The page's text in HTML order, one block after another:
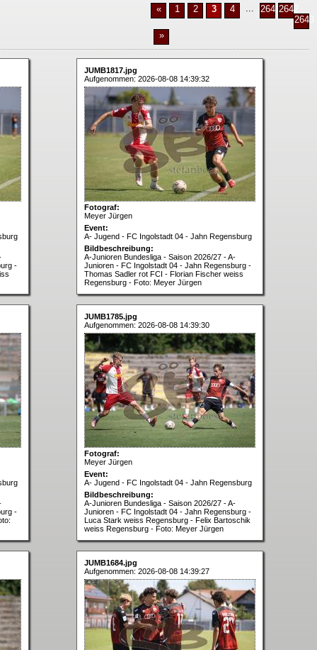
« 1 2 3 4 26412642
2643
»
-
JUMB1817.jpg
Aufgenommen: 2026-08-08 14:39:32
Fotograf:
Meyer Jürgen
Event:
A- Jugend - FC Ingolstadt 04 - Jahn Regensburg
Bildbeschreibung:
A-Junioren Bundesliga - Saison 2026/27 - A-
Junioren - FC Ingolstadt 04 - Jahn Regensburg -
Thomas Sadler rot FCI - Florian Fischer weiss
Regensburg - Foto: Meyer Jürgen
-
JUMB1785.jpg
Aufgenommen: 2026-08-08 14:39:30
Fotograf:
Meyer Jürgen
Event:
A- Jugend - FC Ingolstadt 04 - Jahn Regensburg
Bildbeschreibung:
A-Junioren Bundesliga - Saison 2026/27 - A-
Junioren - FC Ingolstadt 04 - Jahn Regensburg -
Luca Stark weiss Regensburg - Felix Bartoschik
weiss Regensburg - Foto: Meyer Jürgen
JUMB1684.jpg
Aufgenommen: 2026-08-08 14:39:27